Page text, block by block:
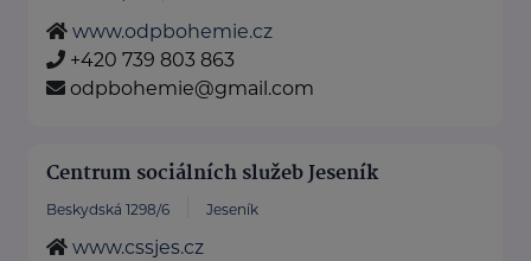
www.odpbohemie.cz
+420 739 803 863
odpbohemie@gmail.com
Centrum sociálních služeb Jeseník
Beskydská 1298/6 Jeseník
www.cssjes.cz